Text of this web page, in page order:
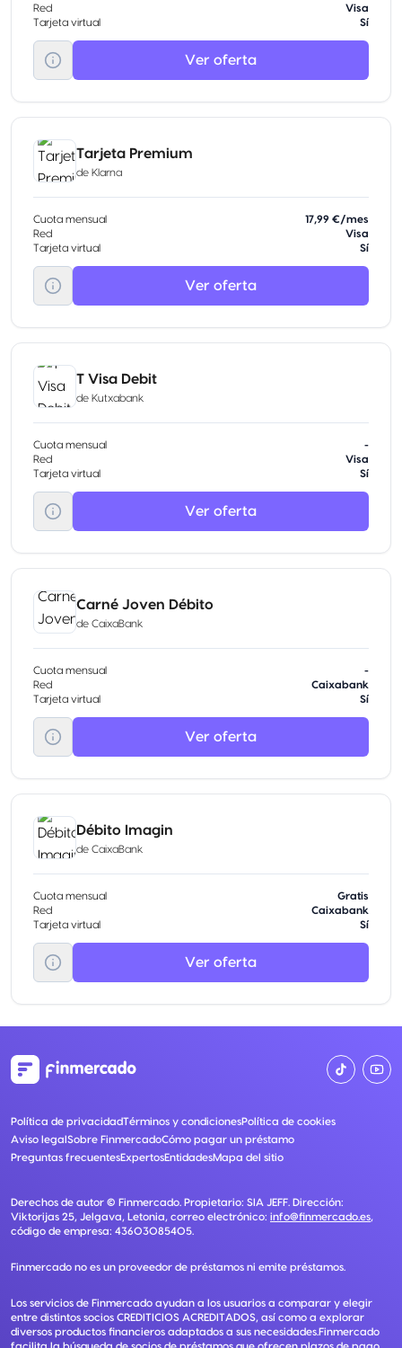
Red
Visa
Tarjeta virtual
Sí
Ver oferta
Tarjeta Premium
de Klarna
Cuota mensual
17,99 €/mes
Red
Visa
Tarjeta virtual
Sí
Ver oferta
T Visa Debit
de Kutxabank
Cuota mensual
-
Red
Visa
Tarjeta virtual
Sí
Ver oferta
Carné Joven Débito
de CaixaBank
Cuota mensual
-
Red
Caixabank
Tarjeta virtual
Sí
Ver oferta
Débito Imagin
de CaixaBank
Cuota mensual
Gratis
Red
Caixabank
Tarjeta virtual
Sí
Ver oferta
Política de privacidadTérminos y condicionesPolítica de cookies
Aviso legalSobre FinmercadoCómo pagar un préstamo
Preguntas frecuentesExpertosEntidadesMapa del sitio
Derechos de autor © Finmercado. Propietario: SIA JEFF. Dirección:
Viktorijas 25, Jelgava, Letonia, correo electrónico: info@finmercado.es,
código de empresa: 43603085405.
Finmercado no es un proveedor de préstamos ni emite préstamos.
Los servicios de Finmercado ayudan a los usuarios a comparar y elegir
entre distintos socios CREDITICIOS ACREDITADOS, así como a explorar
diversos productos financieros adaptados a sus necesidades.Finmercado